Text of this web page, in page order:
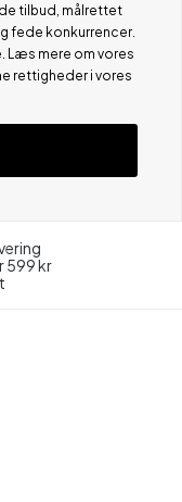
tilbud, målrettet
fede konkurrencer.
Læs mere om vores
rettigheder i vores
599 kr